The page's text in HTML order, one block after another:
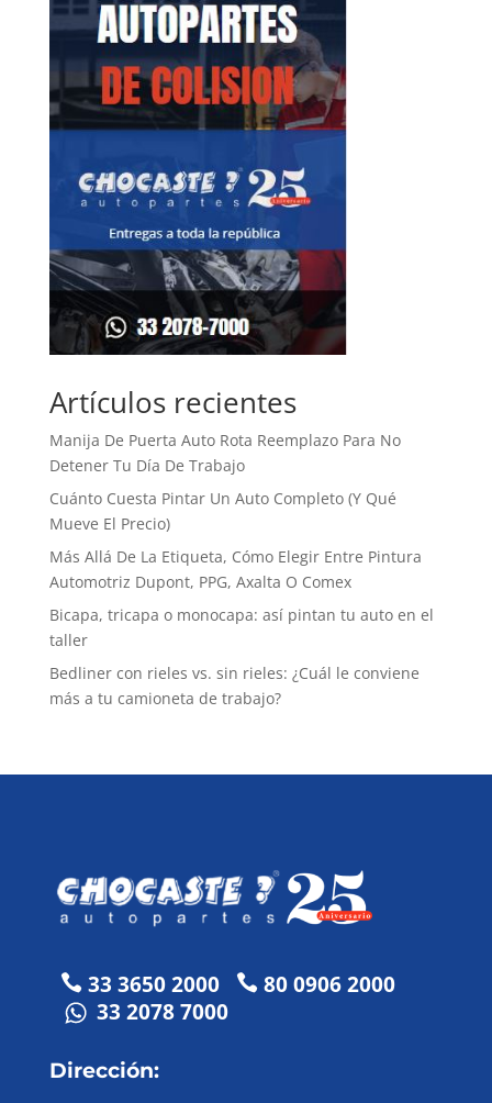
Artículos recientes
Manija De Puerta Auto Rota Reemplazo Para No
Detener Tu Día De Trabajo
Cuánto Cuesta Pintar Un Auto Completo (Y Qué
Mueve El Precio)
Más Allá De La Etiqueta, Cómo Elegir Entre Pintura
Automotriz Dupont, PPG, Axalta O Comex
Bicapa, tricapa o monocapa: así pintan tu auto en el
taller
Bedliner con rieles vs. sin rieles: ¿Cuál le conviene
más a tu camioneta de trabajo?
 33 3650 2000  80 0906 2000
33 2078 7000
Dirección: